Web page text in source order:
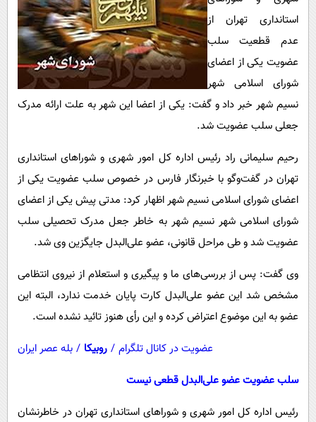
سرگرمی
فناوری
گوناگون
حوادث
محیط زیست
فرهنگی
اجتماعی
حیات وحش
سیاست خارجی
پیامک
روانشناسی
آشپزی
استانداری تهران از
عدم قطعیت سلب
عضویت یکی از اعضای
شورای اسلامی شهر
نسیم شهر خبر داد و گفت: یکی از اعضا این شهر به علت ارائه مدرک
جعلی سلب عضویت شد.
رحیم سلیمانی راد رئیس اداره کل امور شهری و شوراهای استانداری
تهران در گفت‌وگو با خبرنگار فارس در خصوص سلب عضویت یکی از
اعضای شورای اسلامی نسیم شهر اظهار کرد: مدتی پیش یکی از اعضای
شورای اسلامی شهر نسیم شهر به خاطر جعل مدرک تحصیلی سلب
عضویت شد و طی مراحل قانونی، عضو علی‌البدل جایگزین وی شد.
وی گفت: پس از بررسی‌های ما و پیگیری و استعلام از نیروی انتظامی
مشخص شد این عضو علی‌البدل کارت پایان خدمت ندارد، البته این
عضو به این موضوع اعتراض کرده و این رأی هنوز تائید نشده است.
عضویت در کانال تلگرام / روبیکا / بله عصر ایران
سلب عضویت عضو علی‌البدل قطعی نیست
رئیس اداره کل امور شهری و شوراهای استانداری تهران در خاطرنشان